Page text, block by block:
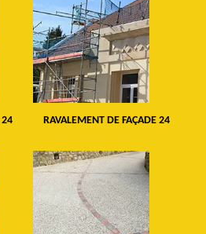
24 RAVALEMENT DE FAÇADE 24